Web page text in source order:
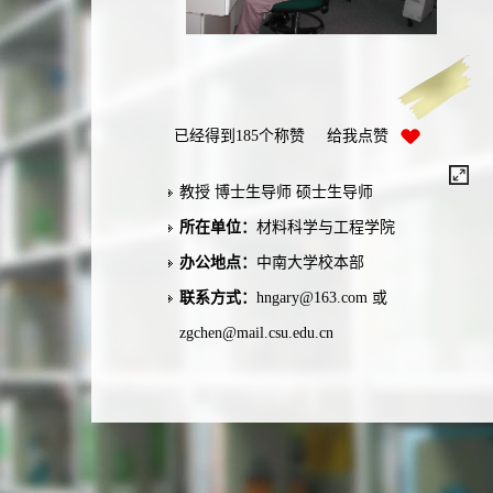
已经得到 185个称赞 给我点赞
教授 博士生导师 硕士生导师
所在单位： 材料科学与工程学院
办公地点： 中南大学校本部
联系方式： hngary@163.com 或
zgchen@mail.csu.edu.cn